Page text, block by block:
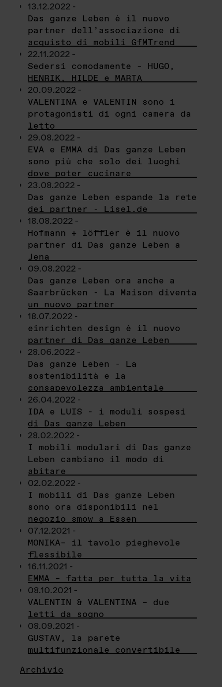
13.12.2022 -
Das ganze Leben è il nuovo
partner dell’associazione di
acquisto di mobili GfMTrend
22.11.2022 -
Sedersi comodamente – HUGO,
HENRIK, HILDE e MARTA
20.09.2022 -
VALENTINA e VALENTIN sono i
protagonisti di ogni camera da
letto
29.08.2022 -
EVA e EMMA di Das ganze Leben
sono più che solo dei luoghi
dove poter cucinare
23.08.2022 -
Das ganze Leben espande la rete
dei partner - Lisel.de
18.08.2022 -
Hofmann + löffler è il nuovo
partner di Das ganze Leben a
Jena
09.08.2022 -
Das ganze Leben ora anche a
Saarbrücken - La Maison diventa
un nuovo partner
18.07.2022 -
einrichten design è il nuovo
partner di Das ganze Leben
28.06.2022 -
Das ganze Leben - La
sostenibilità e la
consapevolezza ambientale
26.04.2022 -
IDA e LUIS - i moduli sospesi
di Das ganze Leben
28.02.2022 -
I mobili modulari di Das ganze
Leben cambiano il modo di
abitare
02.02.2022 -
I mobili di Das ganze Leben
sono ora disponibili nel
negozio smow a Essen
07.12.2021 -
MONIKA– il tavolo pieghevole
flessibile
16.11.2021 -
EMMA – fatta per tutta la vita
08.10.2021 -
VALENTIN & VALENTINA – due
letti da sogno
08.09.2021 -
GUSTAV, la parete
multifunzionale convertibile
Archivio